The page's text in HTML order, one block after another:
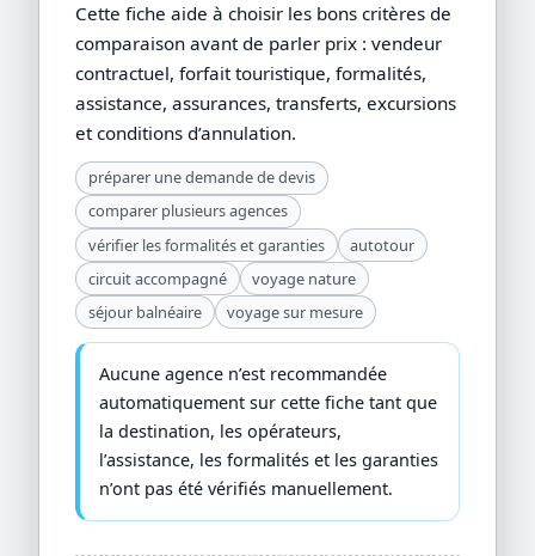
Cette fiche aide à choisir les bons critères de
comparaison avant de parler prix : vendeur
contractuel, forfait touristique, formalités,
assistance, assurances, transferts, excursions
et conditions d’annulation.
préparer une demande de devis
comparer plusieurs agences
vérifier les formalités et garanties
autotour
circuit accompagné
voyage nature
séjour balnéaire
voyage sur mesure
Aucune agence n’est recommandée
automatiquement sur cette fiche tant que
la destination, les opérateurs,
l’assistance, les formalités et les garanties
n’ont pas été vérifiés manuellement.